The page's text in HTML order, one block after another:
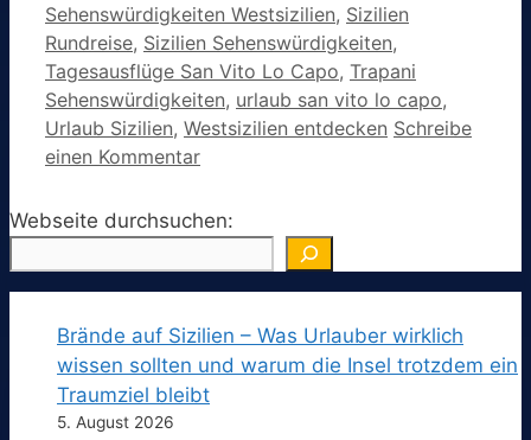
Sehenswürdigkeiten Westsizilien, Sizilien
Rundreise, Sizilien Sehenswürdigkeiten,
Tagesausflüge San Vito Lo Capo, Trapani
Sehenswürdigkeiten, urlaub san vito lo capo,
Urlaub Sizilien, Westsizilien entdecken Schreibe
einen Kommentar
Webseite durchsuchen:
Brände auf Sizilien – Was Urlauber wirklich
wissen sollten und warum die Insel trotzdem ein
Traumziel bleibt
5. August 2026